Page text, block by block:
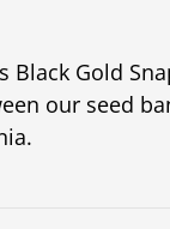
Black Gold
our seed